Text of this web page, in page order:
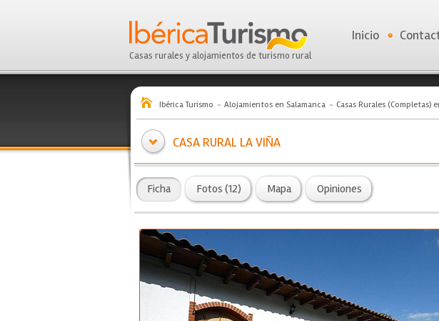
Casas rurales y alojamientos de turismo rural
Inicio
Ibérica Turismo Alojamientos en Salamanca Casas Rurales (Completas)
CASA RURAL LA VIÑA
Ficha Fotos (12) Mapa Opiniones